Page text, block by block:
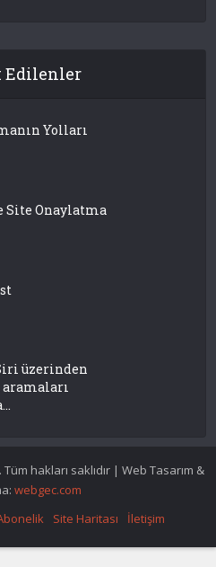
Edilenler
Yolları
Site Onaylatma
üzerinden
aramaları
hakları saklıdır | Web Tasarım &
webgec.com
Site Haritası İletişim